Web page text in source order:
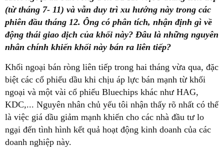
(từ tháng 7- 11) và vẫn duy trì xu hướng này trong các
phiên đầu tháng 12. Ông có phân tích, nhận định gì về
động thái giao dịch của khối này? Đâu là những nguyên
nhân chính khiến khối này bán ra liên tiếp?
Khối ngoại bán ròng liên tiếp trong hai tháng vừa qua, đặc
biệt các cổ phiếu dầu khi chịu áp lực bán mạnh từ khối
ngoại và một vài cổ phiếu Bluechips khác như HAG,
KDC,... Nguyên nhân chủ yếu tôi nhận thấy rõ nhất có thể
là việc giá dầu giảm mạnh khiến cho các nhà đầu tư lo
ngại đến tình hình kết quả hoạt động kinh doanh của các
doanh nghiệp này.